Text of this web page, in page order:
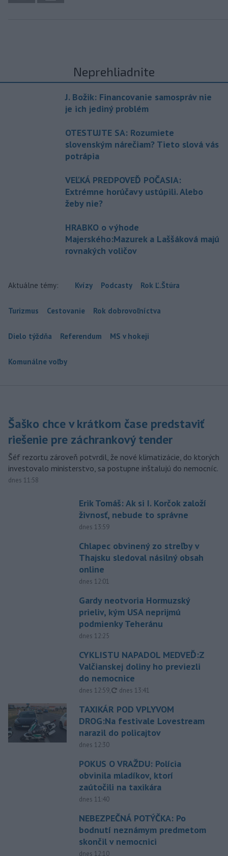
Neprehliadnite
J. Božik: Financovanie samospráv nie
je ich jediný problém
OTESTUJTE SA: Rozumiete
slovenským nárečiam? Tieto slová vás
potrápia
VEĽKÁ PREDPOVEĎ POČASIA:
Extrémne horúčavy ustúpili. Alebo
žeby nie?
HRABKO o výhode
Majerského:Mazurek a Laššáková majú
rovnakých voličov
Aktuálne témy: Kvízy Podcasty Rok Ľ.Štúra
Turizmus Cestovanie Rok dobrovoľníctva
Dielo týždňa Referendum MS v hokeji
Komunálne voľby
Šaško chce v krátkom čase predstaviť
riešenie pre záchrankový tender
Šéf rezortu zároveň potvrdil, že nové klimatizácie, do ktorých
investovalo ministerstvo, sa postupne inštalujú do nemocníc.
dnes 11:58
Erik Tomáš: Ak si I. Korčok založí
živnosť, nebude to správne
dnes 13:59
Chlapec obvinený zo streľby v
Thajsku sledoval násilný obsah
online
dnes 12:01
Gardy neotvoria Hormuzský
prieliv, kým USA neprijmú
podmienky Teheránu
dnes 12:25
CYKLISTU NAPADOL MEDVEĎ:Z
Valčianskej doliny ho previezli
do nemocnice
dnes 12:59, aktualizované
dnes 13:41
TAXIKÁR POD VPLYVOM
DROG:Na festivale Lovestream
narazil do policajtov
dnes 12:30
POKUS O VRAŽDU: Polícia
obvinila mladíkov, ktorí
zaútočili na taxikára
dnes 11:40
NEBEZPEČNÁ POTÝČKA: Po
bodnutí neznámym predmetom
skončil v nemocnici
dnes 12:10